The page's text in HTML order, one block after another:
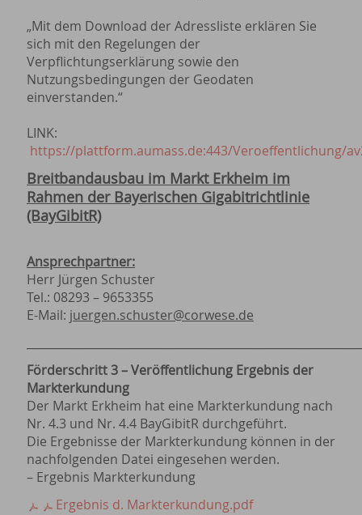
„Mit dem Download der Adressliste erklären Sie
sich mit den Regelungen der
Verpflichtungserklärung sowie den
Nutzungsbedingungen der Geodaten
einverstanden.“
LINK:
https://plattform.aumass.de:443/Veroeffentlichung/
Breitbandausbau im Markt Erkheim im
Rahmen der Bayerischen Gigabitrichtlinie
(BayGibitR)
Ansprechpartner:
Herr Jürgen Schuster
Tel.: 08293 – 9653355
E-Mail: juergen.schuster@corwese.de
Förderschritt 3 – Veröffentlichung Ergebnis der
Markterkundung
Der Markt Erkheim hat eine Markterkundung nach
Nr. 4.3 und Nr. 4.4 BayGibitR durchgeführt.
Die Ergebnisse der Markterkundung können in der
nachfolgenden Datei eingesehen werden.
– Ergebnis Markterkundung
Ergebnis d. Markterkundung.pdf